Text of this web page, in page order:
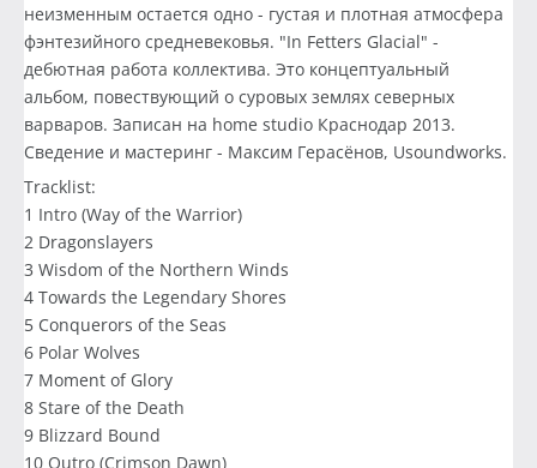
неизменным остается одно - густая и плотная атмосфера
фэнтезийного средневековья. "In Fetters Glacial" -
дебютная работа коллектива. Это концептуальный
альбом, повествующий о суровых землях северных
варваров. Записан на home studio Краснодар 2013.
Сведение и мастеринг - Максим Герасёнов, Usoundworks.
Tracklist:
1 Intro (Way of the Warrior)
2 Dragonslayers
3 Wisdom of the Northern Winds
4 Towards the Legendary Shores
5 Conquerors of the Seas
6 Polar Wolves
7 Moment of Glory
8 Stare of the Death
9 Blizzard Bound
10 Outro (Crimson Dawn)